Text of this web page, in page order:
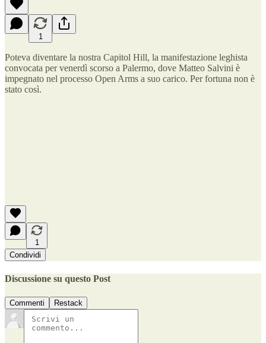
1
Poteva diventare la nostra Capitol Hill, la manifestazione leghista
convocata per venerdì scorso a Palermo, dove Matteo Salvini è
impegnato nel processo Open Arms a suo carico. Per fortuna non è
stato così.
1
Condividi
Discussione su questo Post
Commenti Restack